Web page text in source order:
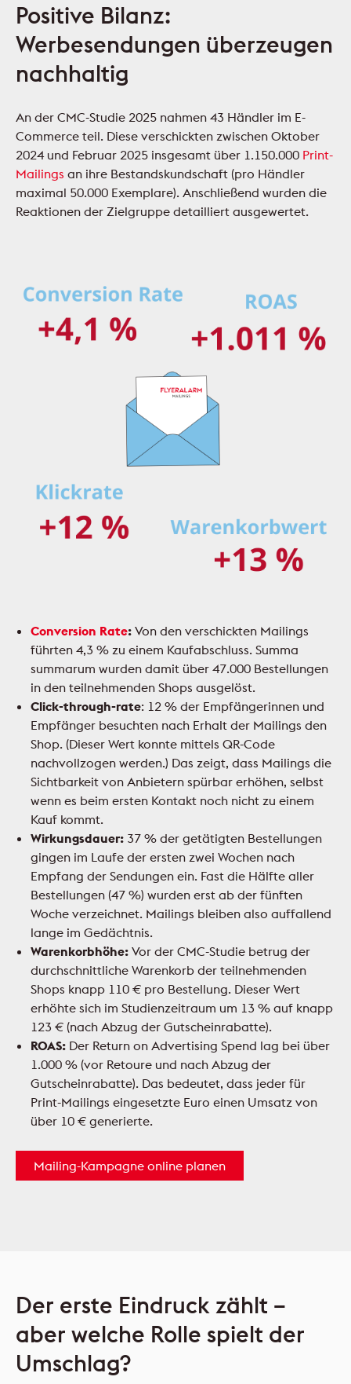
Positive Bilanz:
Werbesendungen überzeugen
nachhaltig
An der CMC-Studie 2025 nahmen 43 Händler im E-
Commerce teil. Diese verschickten zwischen Oktober
2024 und Februar 2025 insgesamt über 1.150.000 Print-
Mailings an ihre Bestandskundschaft (pro Händler
maximal 50.000 Exemplare). Anschließend wurden die
Reaktionen der Zielgruppe detailliert ausgewertet.
Conversion Rate: Von den verschickten Mailings
führten 4,3 % zu einem Kaufabschluss. Summa
summarum wurden damit über 47.000 Bestellungen
in den teilnehmenden Shops ausgelöst.
Click-through-rate: 12 % der Empfängerinnen und
Empfänger besuchten nach Erhalt der Mailings den
Shop. (Dieser Wert konnte mittels QR-Code
nachvollzogen werden.) Das zeigt, dass Mailings die
Sichtbarkeit von Anbietern spürbar erhöhen, selbst
wenn es beim ersten Kontakt noch nicht zu einem
Kauf kommt.
Wirkungsdauer: 37 % der getätigten Bestellungen
gingen im Laufe der ersten zwei Wochen nach
Empfang der Sendungen ein. Fast die Hälfte aller
Bestellungen (47 %) wurden erst ab der fünften
Woche verzeichnet. Mailings bleiben also auffallend
lange im Gedächtnis.
Warenkorbhöhe: Vor der CMC-Studie betrug der
durchschnittliche Warenkorb der teilnehmenden
Shops knapp 110 € pro Bestellung. Dieser Wert
erhöhte sich im Studienzeitraum um 13 % auf knapp
123 € (nach Abzug der Gutscheinrabatte).
ROAS: Der Return on Advertising Spend lag bei über
1.000 % (vor Retoure und nach Abzug der
Gutscheinrabatte). Das bedeutet, dass jeder für
Print-Mailings eingesetzte Euro einen Umsatz von
über 10 € generierte.
Mailing-Kampagne online planen
Der erste Eindruck zählt –
aber welche Rolle spielt der
Umschlag?